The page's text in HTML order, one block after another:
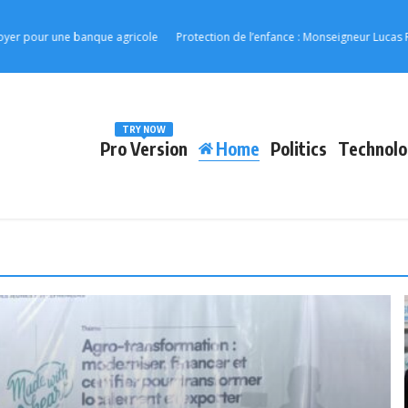
banque agricole Protection de l’enfance : Monseigneur Lucas Rocco
Pro Version
TRY NOW
Home Politics